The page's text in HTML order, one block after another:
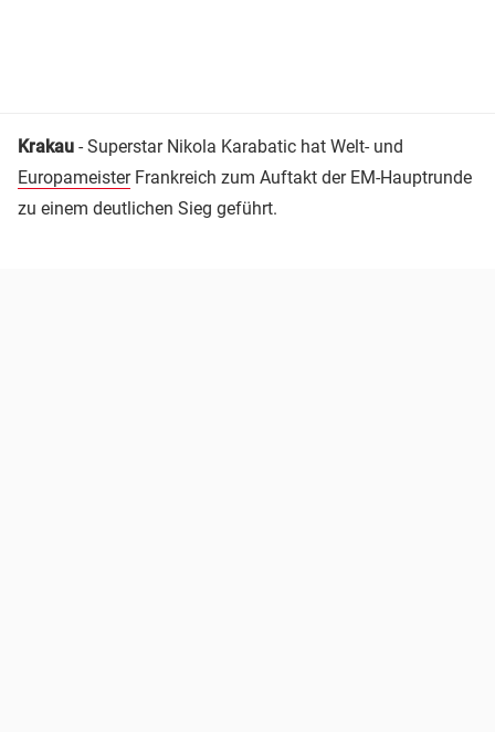
Krakau - Superstar Nikola Karabatic hat Welt- und
EuropameisterFrankreich zum Auftakt der EM-Hauptrunde
zu einem deutlichen Sieg geführt.